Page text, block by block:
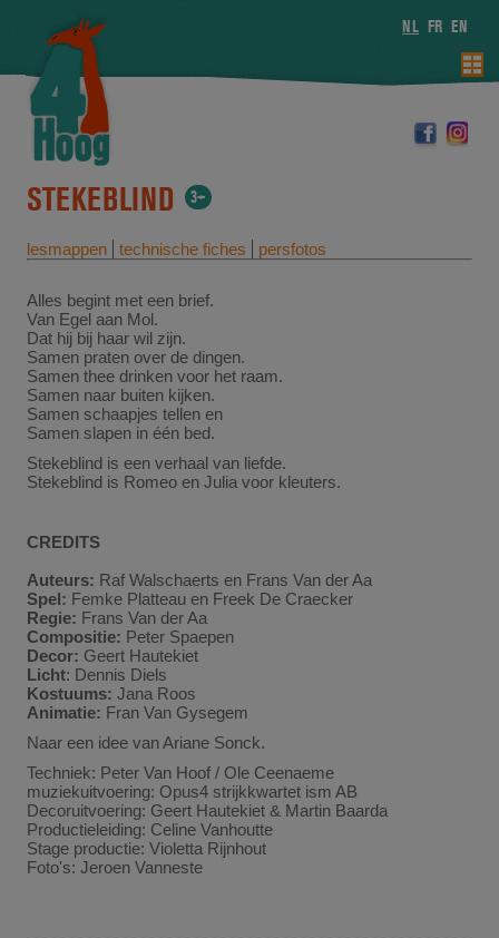
NL FR EN
STEKEBLIND 3+
lesmappen technische fiches persfotos
Alles begint met een brief.
Van Egel aan Mol.
Dat hij bij haar wil zijn.
Samen praten over de dingen.
Samen thee drinken voor het raam.
Samen naar buiten kijken.
Samen schaapjes tellen en
Samen slapen in één bed.
Stekeblind is een verhaal van liefde.
Stekeblind is Romeo en Julia voor kleuters.
CREDITS
Auteurs: Raf Walschaerts en Frans Van der Aa
Spel: Femke Platteau en Freek De Craecker
Regie: Frans Van der Aa
Compositie: Peter Spaepen
Decor: Geert Hautekiet
Licht: Dennis Diels
Kostuums: Jana Roos
Animatie: Fran Van Gysegem
Naar een idee van Ariane Sonck.
Techniek: Peter Van Hoof / Ole Ceenaeme
muziekuitvoering: Opus4 strijkkwartet ism AB
Decoruitvoering: Geert Hautekiet & Martin Baarda
Productieleiding: Celine Vanhoutte
Stage productie: Violetta Rijnhout
Foto's: Jeroen Vanneste